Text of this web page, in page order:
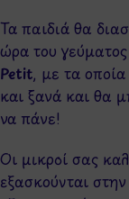
Τα παιδιά θα
ώρα του
Petit, με τα
και ξανά και θα
να πάνε!
Οι μικροί σας
εξασκούνται